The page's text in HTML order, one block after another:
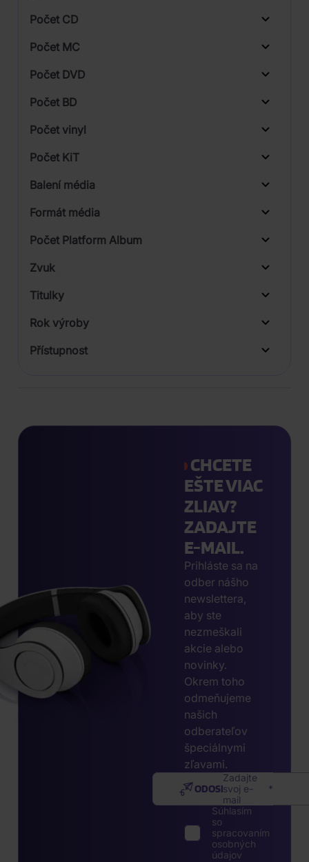
Počet CD
Počet MC
Počet DVD
Počet BD
Počet vinyl
Počet KiT
Balení média
Formát média
Počet Platform Album
Zvuk
Titulky
Rok výroby
Přístupnost
CHCETE
EŠTE VIAC
ZLIAV?
ZADAJTE
E-MAIL.
Prihláste sa na
odber nášho
newslettera,
aby ste
nezmeškali
akcie alebo
novinky.
Okrem toho
odmeňujeme
našich
odberateľov
špeciálnymi
zľavami.
Zadajte
svoj e-
mail
ODOSLAŤ
Súhlasím
so
spracovaním
osobných
údajov